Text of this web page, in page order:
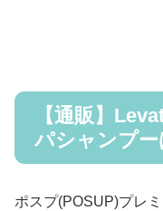
【通販】
パシャンプ
ポスプ(POSUP)プレ